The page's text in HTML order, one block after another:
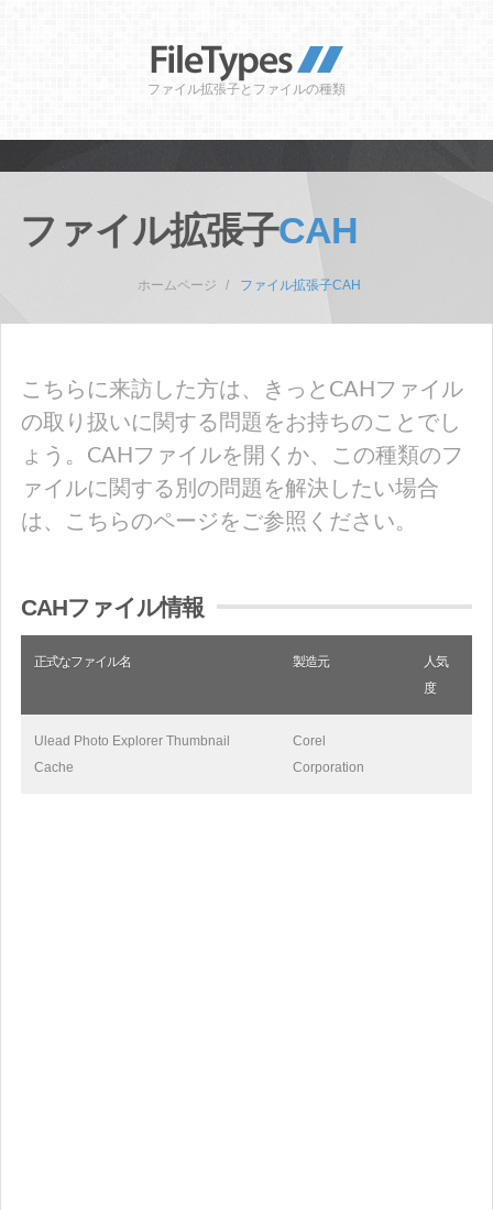
ファイル拡張子とファイルの種類
ファイル拡張子CAH
ホームページ ファイル拡張子CAH
こちらに来訪した方は、きっとCAHファイル
の取り扱いに関する問題をお持ちのことでし
ょう。CAHファイルを開くか、この種類のフ
ァイルに関する別の問題を解決したい場合
は、こちらのページをご参照ください。
CAHファイル情報
正式なファイル名 製造元
人気
度
Ulead Photo Explorer Thumbnail
Cache
Corel
Corporation